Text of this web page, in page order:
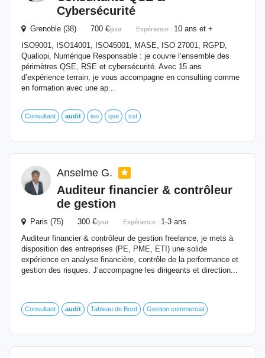
Cybersécurité
Grenoble (38) 700 €/jour Expérience : 10 ans et +
ISO9001, ISO14001, ISO45001, MASE, ISO 27001, RGPD,
Qualiopi, Numérique Responsable : je couvre l’ensemble des
périmètres QSE, RSE et cybersécurité. Avec 15 ans
d’expérience terrain, je vous accompagne en consulting comme
en formation avec une ap...
Consultant audit iso qse sst
Anselme G.
Auditeur financier & contrôleur
de gestion
Paris (75) 300 €/jour Expérience : 1-3 ans
Auditeur financier & contrôleur de gestion freelance, je mets à
disposition des entreprises (PE, PME, ETI) une solide
expérience en analyse financière, contrôle de la performance et
gestion des risques. J’accompagne les dirigeants et direction...
Consultant audit Tableau de Bord Gestion commercial